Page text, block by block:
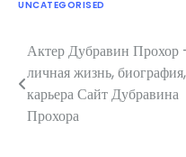
UNCATEGORISED
Навигация
по
записям
Актер Дубравин Прохор
личная жизнь, биография,
карьера Сайт Дубравина
Прохора